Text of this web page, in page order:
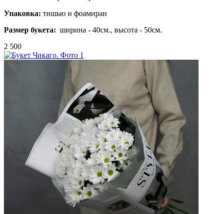
Упаковка: тишью и фоамиран
Размер букета: ширина - 40см., высота - 50см.
2 500